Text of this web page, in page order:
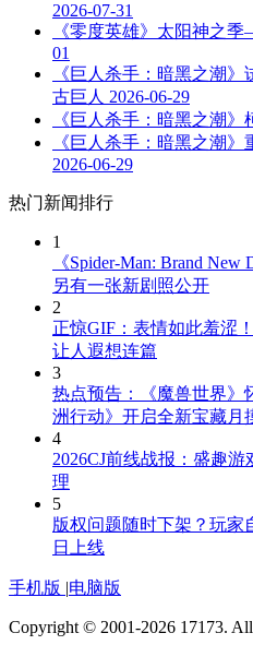
2026-07-31
《零度英雄》太阳神之
01
《巨人杀手：暗黑之潮
古巨人 2026-06-29
《巨人杀手：暗黑之潮》
《巨人杀手：暗黑之潮
2026-06-29
热门新闻排行
1
《Spider-Man: Brand
另有一张新剧照公开
2
正惊GIF：表情如此羞涩
让人遐想连篇
3
热点预告：《魔兽世界》
洲行动》开启全新宝藏月
4
2026CJ前线战报：盛趣
理
5
版权问题随时下架？玩家
日上线
手机版 |电脑版
Copyright © 2001-2026 17173. All